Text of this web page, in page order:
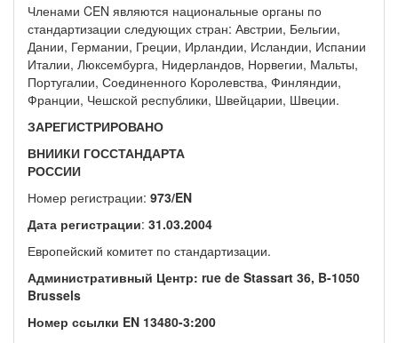
Членами CEN являются национальные органы по
стандартизации следующих стран: Австрии, Бельгии,
Дании, Германии, Греции, Ирландии, Исландии, Испании
Италии, Люксембурга, Нидерландов, Норвегии, Мальты,
Португалии, Соединенного Королевства, Финляндии,
Франции, Чешской республики, Швейцарии, Швеции.
ЗАРЕГИСТРИРОВАНО
ВНИИКИ ГОССТАНДАРТА
РОССИИ
Номер регистрации: 973/EN
Дата регистрации: 31.03.2004
Европейский комитет по стандартизации.
Административный Центр: rue de Stassart 36, B-1050
Brussels
Номер ссылки EN 13480-3:200